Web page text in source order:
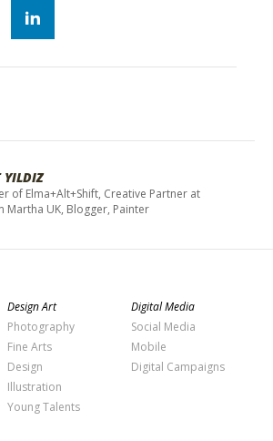
YILDIZ
of Elma+Alt+Shift, Creative Partner at
Martha UK, Blogger, Painter
Design Art
Photography
Fine Arts
Design
Illustration
Young Talents
Digital Media
Social Media
Mobile
Digital Campaigns